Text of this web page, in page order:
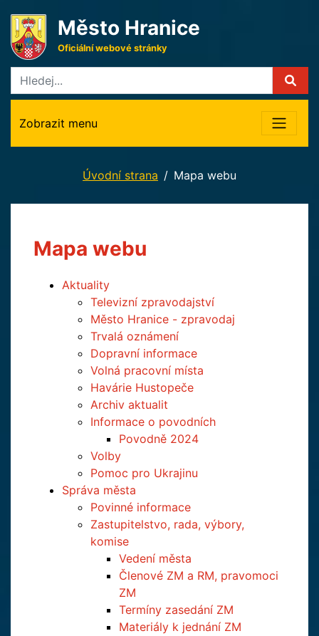
Město Hranice
Oficiální webové stránky
Zobrazit menu
Úvodní strana Mapa webu
Mapa webu
Aktuality
Televizní zpravodajství
Město Hranice - zpravodaj
Trvalá oznámení
Dopravní informace
Volná pracovní místa
Havárie Hustopeče
Archiv aktualit
Informace o povodních
Povodně 2024
Volby
Pomoc pro Ukrajinu
Správa města
Povinné informace
Zastupitelstvo, rada, výbory,
komise
Vedení města
Členové ZM a RM, pravomoci
ZM
Termíny zasedání ZM
Materiály k jednání ZM